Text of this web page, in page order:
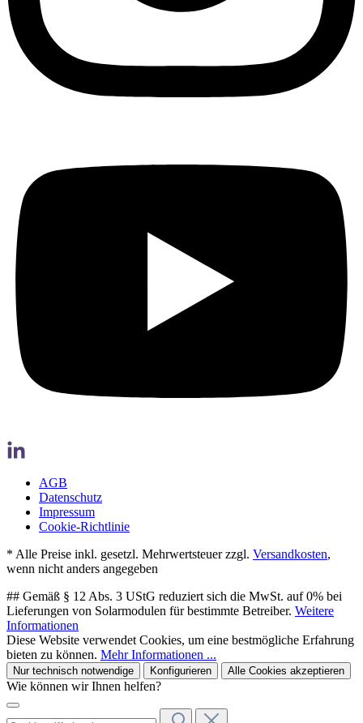
AGB
Datenschutz
Impressum
Cookie-Richtlinie
* Alle Preise inkl. gesetzl. Mehrwertsteuer zzgl. Versandkosten,
wenn nicht anders angegeben
## Gemäß § 12 Abs. 3 UStG reduziert sich die MwSt. auf 0% bei
Lieferungen von Solarmodulen für bestimmte Betreiber. Weitere
Informationen
Diese Website verwendet Cookies, um eine bestmögliche Erfahrung
bieten zu können. Mehr Informationen ...
Nur technisch notwendige Konfigurieren Alle Cookies akzeptieren
Wie können wir Ihnen helfen?